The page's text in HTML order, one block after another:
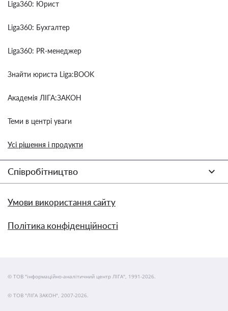
Liga360: Юрист
Liga360: Бухгалтер
Liga360: PR-менеджер
Знайти юриста Liga:BOOK
Академія ЛІГА:ЗАКОН
Теми в центрі уваги
Усі рішення і продукти
Співробітництво
Умови використання сайту
Політика конфіденційності
© ТОВ "інформаційно-аналітичний центр ЛІГА", 1991-2026.
© ТОВ "ЛІГА ЗАКОН", 2007-2026.